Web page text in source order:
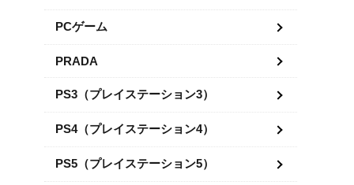
PCゲーム
PRADA
PS3（プレイステーション3）
PS4（プレイステーション4）
PS5（プレイステーション5）